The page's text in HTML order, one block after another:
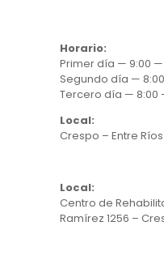
Horario:
Primer día — 9:00 —
Segundo día —
Tercero día — 8:00
Local:
Crespo – Entre Ríos
Local:
Centro de
Ramírez 1256 –